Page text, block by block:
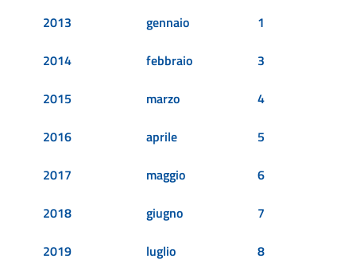
2013
2014
2015
2016
2017
2018
2019
gennaio
febbraio
marzo
aprile
maggio
giugno
luglio
1
3
4
5
6
7
8